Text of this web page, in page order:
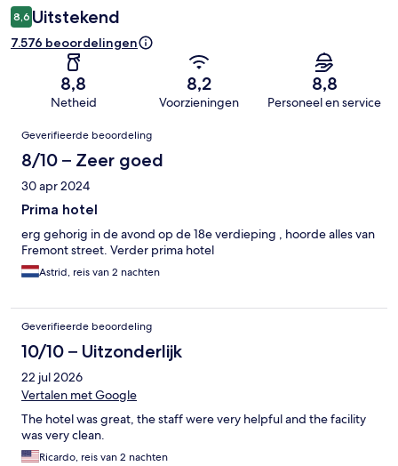
8,6 Uitstekend
7.576 beoordelingen
8,8
Netheid
8,2
Voorzieningen
8,8
Personeel en service
Beoordelingen
Geverifieerde beoordeling
8/10 – Zeer goed
30 apr 2024
Prima hotel
erg gehorig in de avond op de 18e verdieping , hoorde alles van
Fremont street. Verder prima hotel
Astrid, reis van 2 nachten
Geverifieerde beoordeling
10/10 – Uitzonderlijk
22 jul 2026
Vertalen met Google
The hotel was great, the staff were very helpful and the facility
was very clean.
Ricardo, reis van 2 nachten